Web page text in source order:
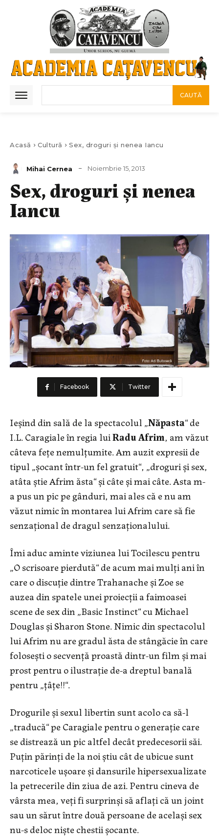
CAUTĂ
Acasă Cultură Sex, droguri și nenea Iancu
Mihai Cernea Noiembrie 15, 2013
Sex, droguri și nenea
Iancu
Facebook Twitter
Ieșind din sală de la spectacolul „Năpasta“ de
I.L. Caragiale în regia luiRadu Afrim, am văzut
câteva fețe nemulțumite. Am auzit expresii de
tipul „șocant într-un fel gratuit“, „droguri și sex,
atâta știe Afrim ăsta“ și câte și mai câte. Asta m-
a pus un pic pe gânduri, mai ales că e nu am
văzut nimic în montarea lui Afrim care să fie
senzațional de dragul senzaționalului.
Îmi aduc aminte viziunea lui Tocilescu pentru
„O scrisoare pierdută“ de acum mai mulți ani în
care o discuție dintre Trahanache și Zoe se
auzea din spatele unei proiecții a faimoasei
scene de sex din „Basic Instinct“ cu Michael
Douglas și Sharon Stone. Nimic din spectacolul
lui Afrim nu are gradul ăsta de stângăcie în care
folosești o secvență proastă dintr-un film și mai
prost pentru o ilustrație de-a dreptul banală
pentru „țâțe!!“.
Drogurile și sexul libertin sunt acolo ca să-l
„traducă“ pe Caragiale pentru o generație care
se distrează un pic altfel decât predecesorii săi.
Puțin părinți de la noi știu cât de ubicue sunt
narcoticele ușoare și dansurile hipersexualizate
la petrecerile din ziua de azi. Pentru cineva de
vârsta mea, veți fi surprinși să aflați că un joint
sau un sărut între două persoane de același sex
nu-s deloc niște chestii șocante.